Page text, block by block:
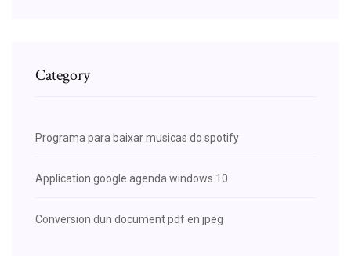
Category
Programa para baixar musicas do spotify
Application google agenda windows 10
Conversion dun document pdf en jpeg